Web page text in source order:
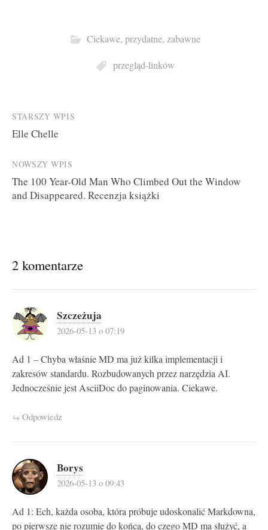
Ciekawe, przydatne, zabawne
przegląd-linków
Post
navigation
STARSZY WPIS
Elle Chelle
NOWSZY WPIS
The 100 Year-Old Man Who Climbed Out the Window
and Disappeared. Recenzja książki
2 komentarze
Szczeżuja
2026-05-13 o 07:19
Ad 1 – Chyba właśnie MD ma już kilka implementacji i
zakresów standardu. Rozbudowanych przez narzędzia AI.
Jednocześnie jest AsciiDoc do paginowania. Ciekawe.
Odpowiedz
Borys
2026-05-13 o 09:43
Ad 1: Ech, każda osoba, która próbuje udoskonalić Markdowna,
po pierwsze nie rozumie do końca, do czego MD ma służyć, a